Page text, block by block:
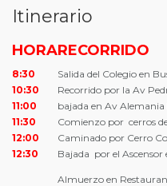
Itinerario
HORARECORRIDO
8:30
Salida del Colegio en
10:30
Recorrido por la Av
11:00
bajada en Av
11:30
Comienzo por cerros
12:00
Caminado por Cerro
12:30
Bajada por el Ascensor
Almuerzo en